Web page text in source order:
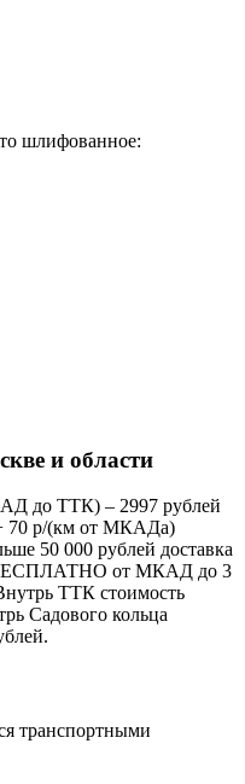
шлифованное:
и области
до ТТК) – 2997 рублей
+ 70 р/(км от МКАДа)
50 000 рублей доставка
БЕСПЛАТНО от МКАД до 3
ТТК стоимость
Садового кольца
транспортными